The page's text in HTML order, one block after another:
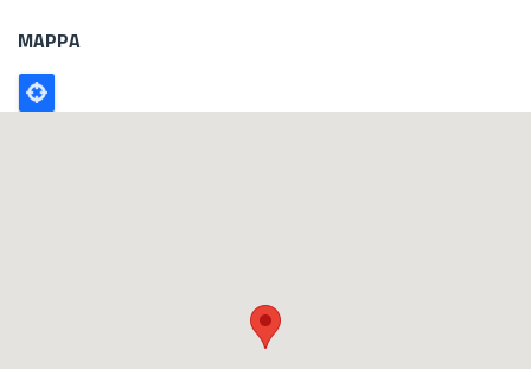
MAPPA
Poligono
GEO